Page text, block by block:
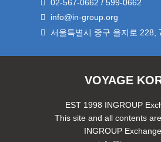
02-567-0662 / 599-0662
info@in-group.org
서울특별시 중구 을지로 228,
VOYAGE
EST 1998 INGROUP
This site and all contents
INGROUP